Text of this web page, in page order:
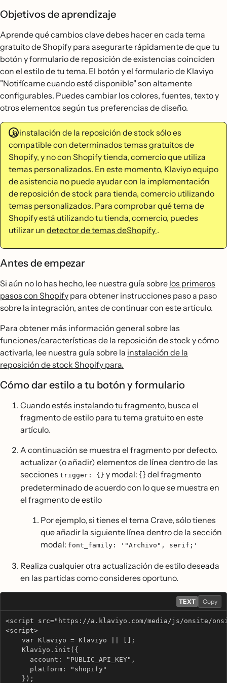
Objetivos de aprendizaje
Aprende qué cambios clave debes hacer en cada tema
gratuito de Shopify para asegurarte rápidamente de que tu
botón y formulario de reposición de existencias coinciden
con el estilo de tu tema. El botón y el formulario de Klaviyo
"Notifícame cuando esté disponible" son altamente
configurables. Puedes cambiar los colores, fuentes, texto y
otros elementos según tus preferencias de diseño.
La instalación de la reposición de stock sólo es
compatible con determinados temas gratuitos de
Shopify, y no con Shopify tienda, comercio que utiliza
temas personalizados. En este momento, Klaviyo equipo
de asistencia no puede ayudar con la implementación
de reposición de stock para tienda, comercio utilizando
temas personalizados. Para comprobar qué tema de
Shopify está utilizando tu tienda, comercio, puedes
utilizar un detector de temas deShopify .
Antes de empezar
Si aún no lo has hecho, lee nuestra guía sobre los primeros
pasos con Shopify para obtener instrucciones paso a paso
sobre la integración, antes de continuar con este artículo.
Para obtener más información general sobre las
funciones/características de la reposición de stock y cómo
activarla, lee nuestra guía sobre la instalación de la
reposición de stock Shopify para.
Cómo dar estilo a tu botón y formulario
Cuando estés instalando tu fragmento, busca el
fragmento de estilo para tu tema gratuito en este
artículo.
A continuación se muestra el fragmento por defecto.
actualizar (o añadir) elementos de línea dentro de las
secciones trigger: {} y modal: {} del fragmento
predeterminado de acuerdo con lo que se muestra en
el fragmento de estilo
Por ejemplo, si tienes el tema Crave, sólo tienes
que añadir la siguiente línea dentro de la sección
modal: font_family: '"Archivo", serif;'
Realiza cualquier otra actualización de estilo deseada
en las partidas como consideres oportuno.
TEXT Copy
<script src="https://a.klaviyo.com/media/js/onsite/
<script>
    var Klaviyo = Klaviyo || [];
    Klaviyo.init({
      account: "PUBLIC_API_KEY",
      platform: "shopify"
    });